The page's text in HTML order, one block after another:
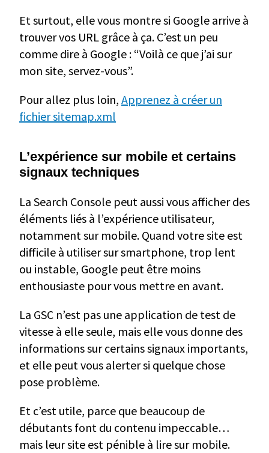
Et surtout, elle vous montre si Google arrive à
trouver vos URL grâce à ça. C’est un peu
comme dire à Google : “Voilà ce que j’ai sur
mon site, servez-vous”.
Pour allez plus loin, Apprenez à créer un
fichier sitemap.xml
L’expérience sur mobile et certains
signaux techniques
La Search Console peut aussi vous afficher des
éléments liés à l’expérience utilisateur,
notamment sur mobile. Quand votre site est
difficile à utiliser sur smartphone, trop lent
ou instable, Google peut être moins
enthousiaste pour vous mettre en avant.
La GSC n’est pas une application de test de
vitesse à elle seule, mais elle vous donne des
informations sur certains signaux importants,
et elle peut vous alerter si quelque chose
pose problème.
Et c’est utile, parce que beaucoup de
débutants font du contenu impeccable…
mais leur site est pénible à lire sur mobile.